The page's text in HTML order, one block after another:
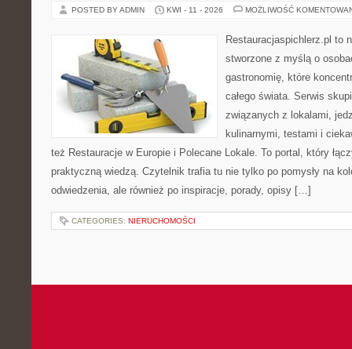
POSTED BY ADMIN KWI - 11 - 2026 MOŻLIWOŚĆ
Restauracjaspichlerz.pl to
stworzone z myślą o
gastronomię, które
całego świata. Serwis
związanych z lokalami,
kulinarnymi, testami i
też Restauracje w Europie i Polecane Lokale. To portal, który
praktyczną wiedzą. Czytelnik trafia tu nie tylko po pomysły na
odwiedzenia, ale również po inspiracje, porady, opisy […]
CATEGORIES: NIERUCHOMOŚCI